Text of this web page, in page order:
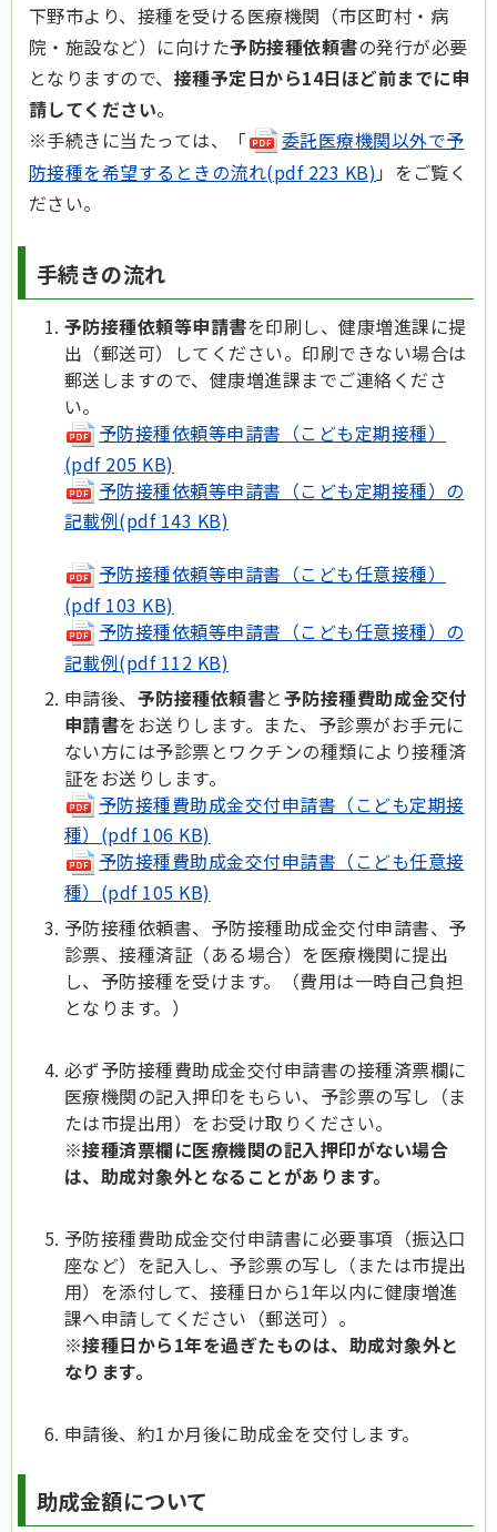
下野市より、接種を受ける医療機関（市区町村・病
院・施設など）に向けた予防接種依頼書の発行が必要
となりますので、 接種予定日から14日ほど前までに申
請してください。
※手続きに当たっては、「
委託医療機関以外で予
防接種を希望するときの流れ(pdf 223 KB) 」 をご覧く
ださい。
手続きの流れ
予防接種依頼等申請書を印刷し、健康増進課に提
出（郵送可）してください。印刷できない場合は
郵送しますので、健康増進課までご連絡くださ
い。
予防接種依頼等申請書（こども定期接種）
(pdf 205 KB)
予防接種依頼等申請書（こども定期接種）の
記載例(pdf 143 KB)
予防接種依頼等申請書（こども任意接種）
(pdf 103 KB)
予防接種依頼等申請書（こども任意接種）の
記載例(pdf 112 KB)
申請後、 予防接種依頼書と予防接種費助成金交付
申請書をお送りします。また、予診票がお手元に
ない方には予診票とワクチンの種類により接種済
証をお送りします。
予防接種費助成金交付申請書（こども定期接
種）(pdf 106 KB)
予防接種費助成金交付申請書（こども任意接
種）(pdf 105 KB)
予防接種依頼書、予防接種助成金交付申請書、予
診票、接種済証（ある場合）を医療機関に提出
し、予防接種を受けます。（費用は一時自己負担
となります。）
必ず予防接種費助成金交付申請書の接種済票欄に
医療機関の記入押印をもらい、予診票の写し（ま
たは市提出用）をお受け取りください。
※接種済票欄に医療機関の記入押印がない場合
は、助成対象外となることがあります。
予防接種費助成金交付申請書に必要事項（振込口
座など）を記入し、予診票の写し（または市提出
用）を添付して、接種日から1年以内に健康増進
課へ申請してください（郵送可）。
※接種日から1年を過ぎたものは、助成対象外と
なります。
申請後、約1か月後に助成金を交付します。
助成金額について